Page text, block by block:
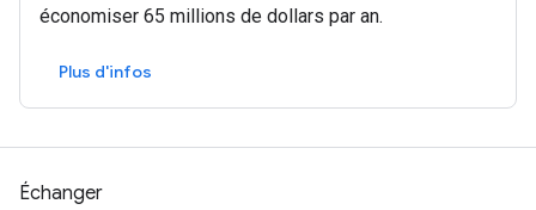
économiser 65 millions de dollars par an.
Plus d'infos
Échanger